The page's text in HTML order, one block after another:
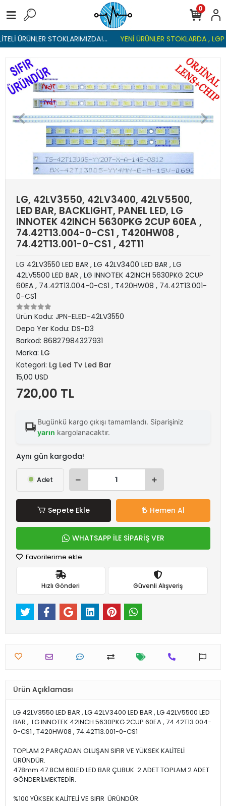
ÜRÜNLER STOKLARIMIZDA!... YENİ ÜRÜNLER STOKLARDA , LGP
0
LG, 42LV3550, 42LV3400, 42LV5500,
LED BAR, BACKLIGHT, PANEL LED, LG
INNOTEK 42INCH 5630PKG 2CUP 60EA ,
74.42T13.004-0-CS1 , T420HW08 ,
74.42T13.001-0-CS1 , 42T11
LG 42LV3550 LED BAR , LG 42LV3400 LED BAR , LG
42LV5500 LED BAR , LG INNOTEK 42INCH 5630PKG 2CUP
60EA , 74.42T13.004-0-CS1 , T420HW08 , 74.42T13.001-
0-CS1
Ürün Kodu: JPN-ELED-42LV3550
Depo Yer Kodu: DS-D3
Barkod: 86827984327931
Marka: LG
Kategori: Lg Led Tv Led Bar
15,00 USD
720,00 TL
Bugünkü kargo çıkışı tamamlandı. Siparişiniz
yarın kargolanacaktır.
Aynı gün kargoda!
Adet
Sepete Ekle Hemen Al
WHATSAPP İLE SİPARİŞ VER
Favorilerime ekle
Hızlı Gönderi Güvenli Alışveriş
Ürün Açıklaması
LG 42LV3550 LED BAR , LG 42LV3400 LED BAR , LG 42LV5500 LED
BAR , LG INNOTEK 42INCH 5630PKG 2CUP 60EA , 74.42T13.004-
0-CS1 , T420HW08 , 74.42T13.001-0-CS1
TOPLAM 2 PARÇADAN OLUŞAN SIFIR VE YÜKSEK KALİTELİ
ÜRÜNDÜR.
478mm 47.8CM 60LED LED BAR ÇUBUK 2 ADET TOPLAM 2 ADET
GÖNDERİLMEKTEDİR.
%100 YÜKSEK KALİTELİ VE SIFIR ÜRÜNDÜR.